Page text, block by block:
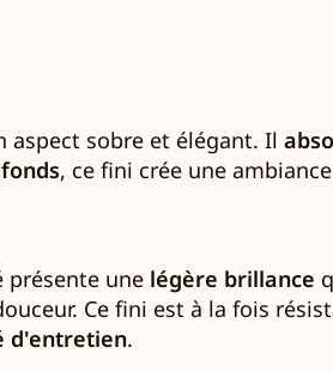
aspect sobre et élégant. Il
, ce fini crée une
présente une légère brillance
Ce fini est à la fois
d'entretien.